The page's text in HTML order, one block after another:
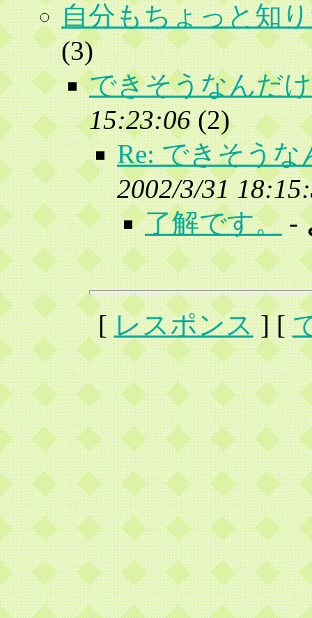
自分もちょっと知
(3)
できそうなんだ
15:23:06(2)
Re: できそう
2002/3/31
了解です。-
[レスポンス] [